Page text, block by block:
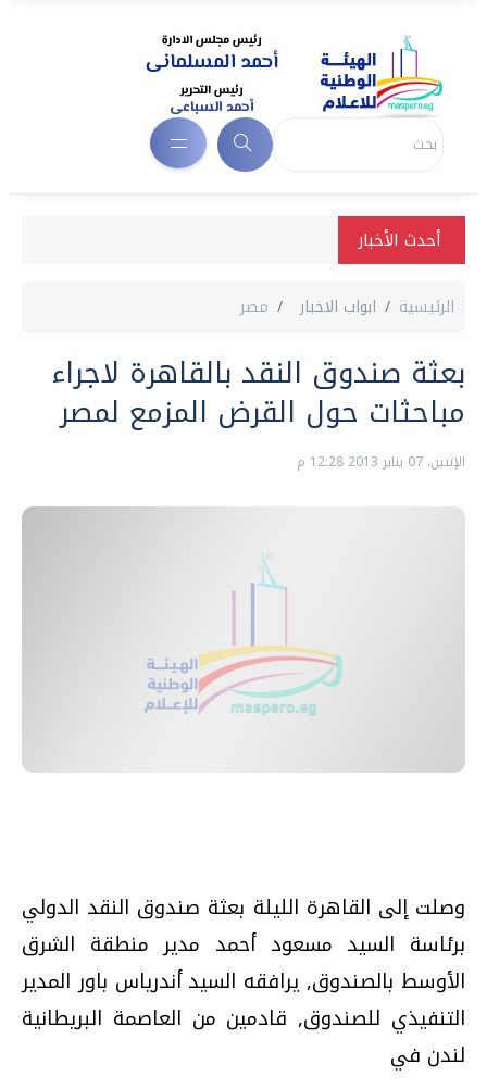
أحدث الأخبار
الرئيسية ابواب الاخبار مصر
بعثة صندوق النقد بالقاهرة لاجراء
مباحثات حول القرض المزمع لمصر
الإثنين، 07 يناير 2013 12:28 م
وصلت إلى القاهرة الليلة بعثة صندوق النقد الدولي
برئاسة السيد مسعود أحمد مدير منطقة الشرق
الأوسط بالصندوق, يرافقه السيد أندرياس باور المدير
التنفيذي للصندوق, قادمين من العاصمة البريطانية
لندن في